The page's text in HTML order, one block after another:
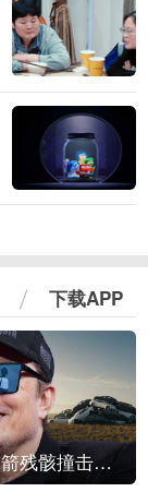
下载APP
SpaceX火箭残骸撞击月球